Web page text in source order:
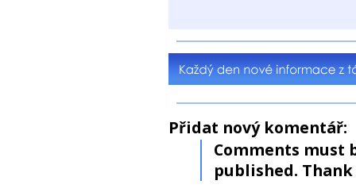
Přidat nový komentář:
Comments must
published. Thank